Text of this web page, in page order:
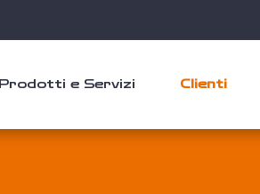
Prodotti e Servizi Clienti